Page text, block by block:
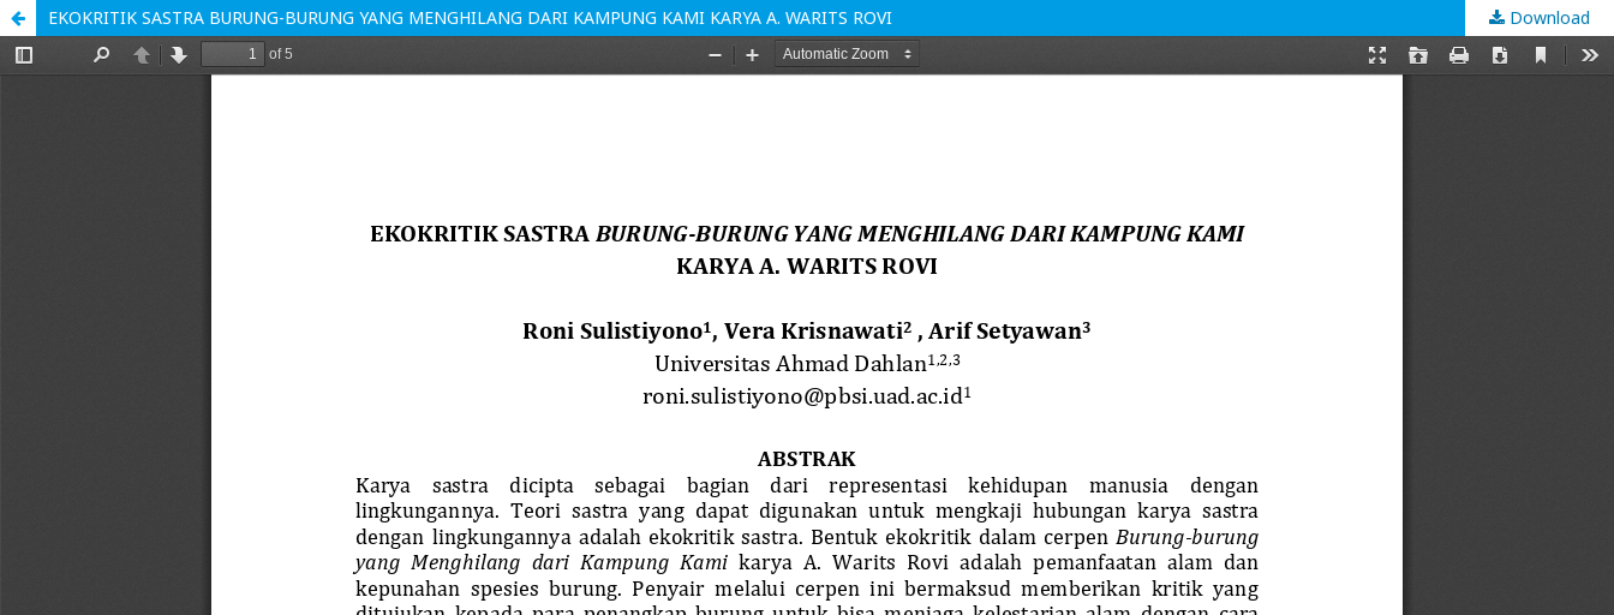
EKOKRITIK SASTRA BURUNG-BURUNG YANG MENGHILANG DARI KAMPUNG KAMI KARYA A. WARITS ROVI Download